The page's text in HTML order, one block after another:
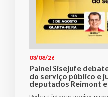
03/08/26
Painel Sisejufe
do serviço público e
deputados Reimont